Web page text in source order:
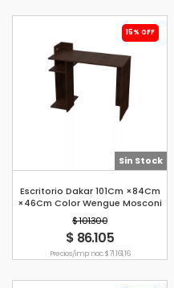
15% OFF
Sin Stock
Escritorio Dakar 101Cm ×84Cm
×46Cm Color Wengue Mosconi
$ 101.300
$ 86.105
Precio s/imp. nac. $ 71.161,16